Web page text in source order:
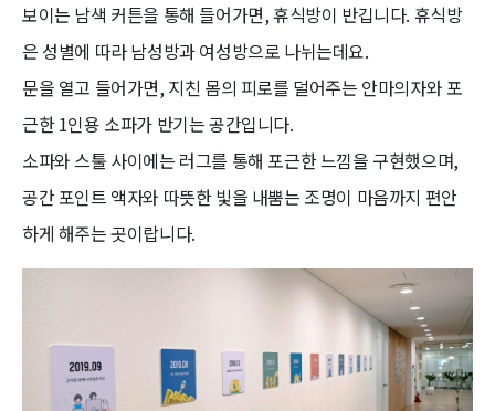
보이는 남색 커튼을 통해 들어가면, 휴식방이 반깁니다. 휴식방
은 성별에 따라 남성방과 여성방으로 나뉘는데요.
문을 열고 들어가면, 지친 몸의 피로를 덜어주는 안마의자와 포
근한 1인용 소파가 반기는 공간입니다.
소파와 스툴 사이에는 러그를 통해 포근한 느낌을 구현했으며,
공간 포인트 액자와 따뜻한 빛을 내뿜는 조명이 마음까지 편안
하게 해주는 곳이랍니다.